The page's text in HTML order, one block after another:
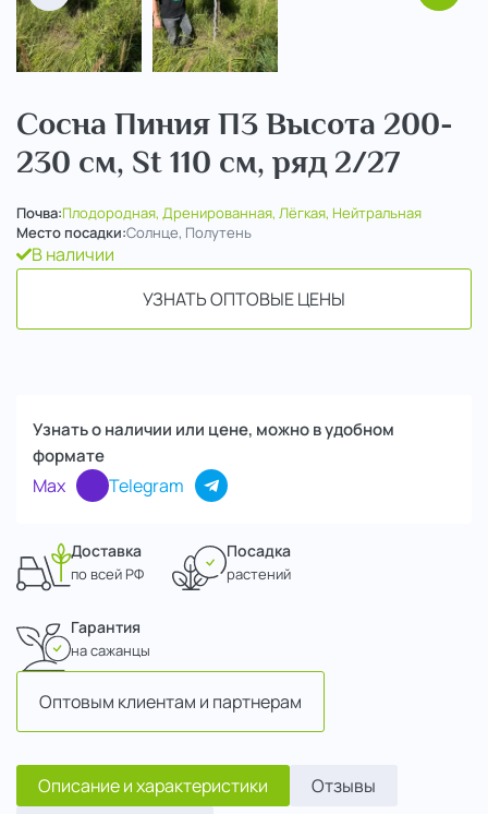
Сосна Пиния П3 Высота 200-
230 см, St 110 см, ряд 2/27
Почва:Плодородная, Дренированная, Лёгкая, Нейтральная
Место посадки:Солнце, Полутень
В наличии
УЗНАТЬ ОПТОВЫЕ ЦЕНЫ
Узнать о наличии или цене, можно в удобном
формате
Max Telegram
Доставка
по всей РФ
Посадка
растений
Гарантия
на сажанцы
Оптовым клиентам и партнерам
Описание и характеристики
Отзывы